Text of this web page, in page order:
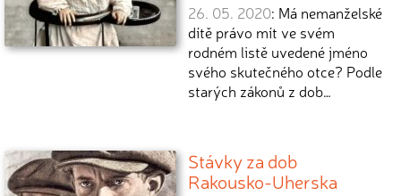
26. 05. 2020: Má nemanželské
dítě právo mít ve svém
rodném listě uvedené jméno
svého skutečného otce? Podle
starých zákonů z dob…
Stávky za dob
Rakousko-Uherska